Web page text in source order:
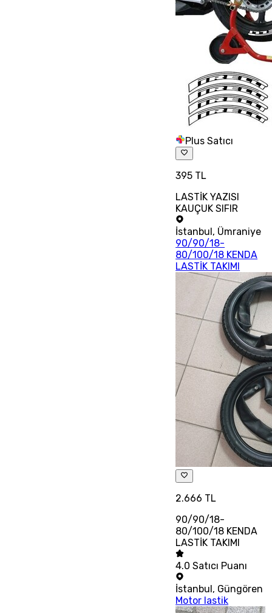
Plus Satıcı
395 TL
LASTİK YAZISI
KAUÇUK SIFIR
İstanbul, Ümraniye
90/90/18-
80/100/18 KENDA
LASTİK TAKIMI
2.666 TL
90/90/18-
80/100/18 KENDA
LASTİK TAKIMI
4.0 Satıcı Puanı
İstanbul , Güngören
Motor lastik